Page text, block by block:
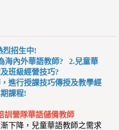
烈招生中!
海內外華語教師? 2.兒童華
班級經營技巧?
進行授課技巧傳授及教學經
課程!
訓營隊華語儲備教師
下降，兒童華語教師之需求